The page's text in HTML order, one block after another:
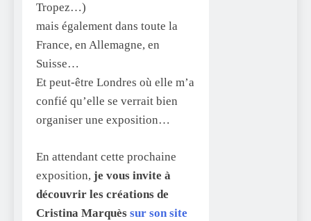
Tropez…)
mais également dans toute la
France, en Allemagne, en
Suisse…
Et peut-être Londres où elle m’a
confié qu’elle se verrait bien
organiser une exposition…
En attendant cette prochaine
exposition, je vous invite à
découvrir les créations de
Cristina Marquès sur son site